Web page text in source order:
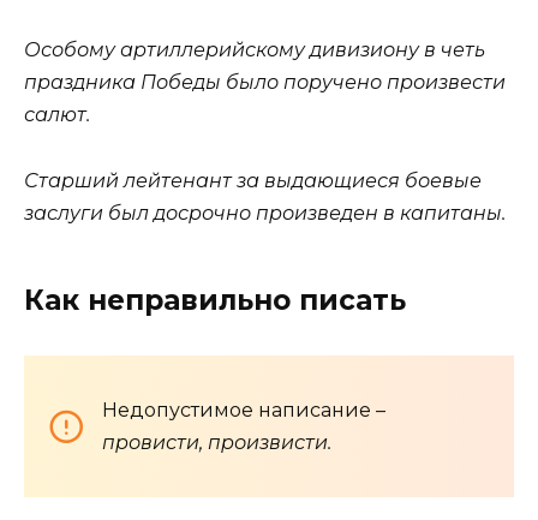
Особому артиллерийскому дивизиону в четь
праздника Победы было поручено произвести
салют.
Старший лейтенант за выдающиеся боевые
заслуги был досрочно произведен в капитаны.
Как неправильно писать
Недопустимое написание –
провисти, произвисти.